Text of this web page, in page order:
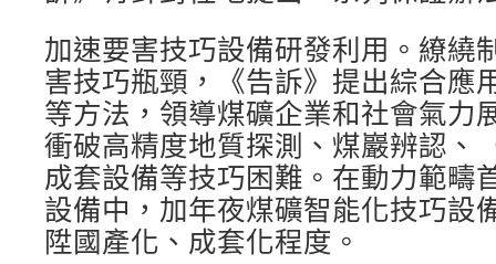
加速要害技巧設備研發利用。繚繞
害技巧瓶頸，《告訴》提出綜合應
等方法，領導煤礦企業和社會氣力
衝破高精度地質探測、煤巖辨認、
成套設備等技巧困難。在動力範疇
設備中，加年夜煤礦智能化技巧設
陞國產化、成套化程度。